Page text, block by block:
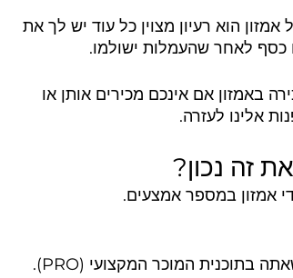
הוא רעיון מצוין כל עוד יש לך את
כסף לאחר שהעמלות ישולמו.
באמזון אם אינכם מכירים אותן או
אלינו לעזרה.